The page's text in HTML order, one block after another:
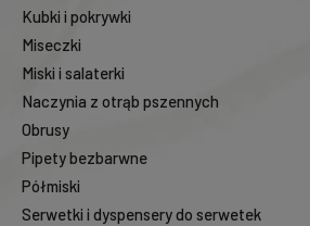
Kubki i pokrywki
Miseczki
Miski i salaterki
Naczynia z otrąb pszennych
Obrusy
Pipety bezbarwne
Półmiski
Serwetki i dyspensery do serwetek